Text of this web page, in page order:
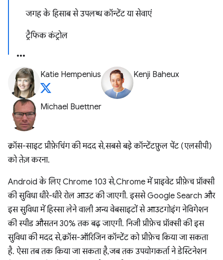
जगह के हिसाब से उपलब्ध कॉन्टेंट या सेवाएं
ट्रैफिक कंट्रोल
Katie Hempenius Kenji Baheux
Michael Buettner
क्रॉस-साइट प्रीफ़ेचिंग की मदद से, सबसे बड़े कॉन्टेंटफ़ुल पेंट (एलसीपी)
को तेज़ करना.
Android के लिए Chrome 103 से, Chrome में प्राइवेट प्रीफ़ेच प्रॉक्सी
की सुविधा धीरे-धीरे रोल आउट की जाएगी. इससे Google Search और
इस सुविधा में हिस्सा लेने वाली अन्य वेबसाइटों से आउटगोइंग नेविगेशन
की स्पीड औसतन 30% तक बढ़ जाएगी. निजी प्रीफ़ेच प्रॉक्सी की इस
सुविधा की मदद से, क्रॉस-ऑरिजिन कॉन्टेंट को प्रीफ़ेच किया जा सकता
है. ऐसा तब तक किया जा सकता है, जब तक उपयोगकर्ता ने डेस्टिनेशन